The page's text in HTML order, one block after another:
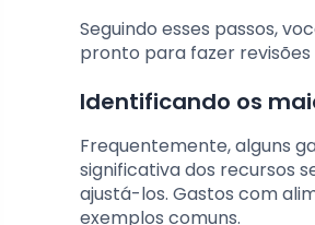
Seguindo esses passos,
pronto para fazer
Identificando os
Frequentemente, alguns
significativa dos recursos
ajustá-los. Gastos com
exemplos comuns.